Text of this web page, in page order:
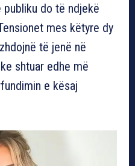
do të ndjekë
mes këtyre dy
të jenë në
shtuar edhe më
e kësaj